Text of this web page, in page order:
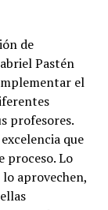
de
Pastén
el
profesores.
que
proceso. Lo
aprovechen,